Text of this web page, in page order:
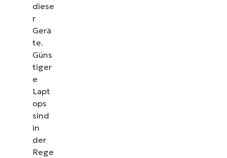
diese
r
Gerä
te.
Güns
tiger
e
Lapt
ops
sind
in
der
Rege